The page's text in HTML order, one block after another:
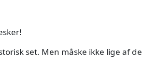
set. Men måske ikke lige af de